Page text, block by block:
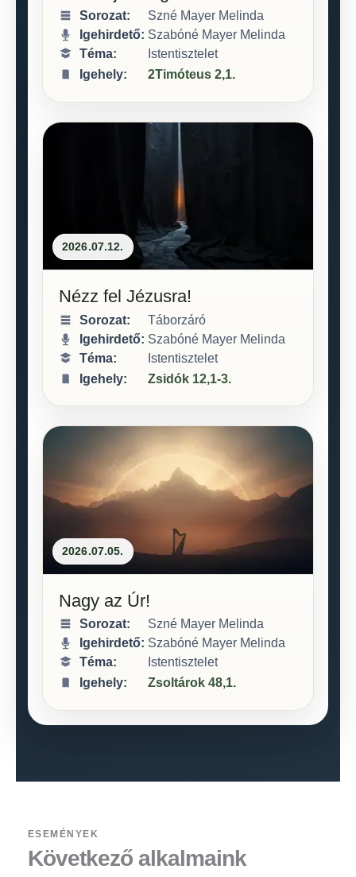
Sorozat:
Szné Mayer Melinda
Igehirdető: Szabóné Mayer Melinda
Téma:
Istentisztelet
2Timóteus 2,1.
2026.07.12.
Nézz fel Jézusra!
Sorozat:
Táborzáró
Igehirdető: Szabóné Mayer Melinda
Téma:
Istentisztelet
Zsidók 12,1-3.
2026.07.05.
Nagy az Úr!
Sorozat:
Szné Mayer Melinda
Igehirdető: Szabóné Mayer Melinda
Téma:
Istentisztelet
Zsoltárok 48,1.
ESEMÉNYEK
Következő alkalmaink